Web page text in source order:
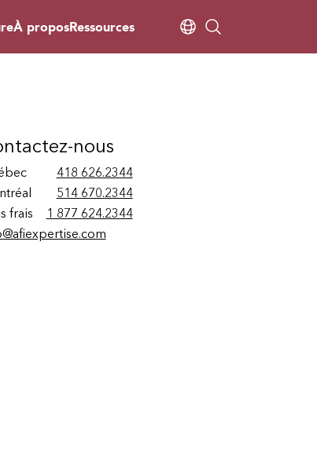
À proposRessources
nous
418 626.2344
514 670.2344
frais
1 877 624.2344